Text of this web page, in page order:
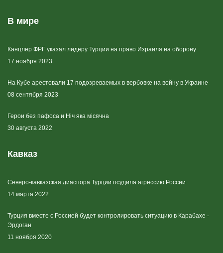
В мире
Канцлер ФРГ указал лидеру Турции на право Израиля на оборону
17 ноября 2023
На Кубе арестовали 17 подозреваемых в вербовке на войну в Украине
08 сентября 2023
Герои без пафоса и Ніч яка місячна
30 августа 2022
Кавказ
Северо-кавказская диаспора Турции осудила агрессию России
14 марта 2022
Турция вместе с Россией будет контролировать ситуацию в Карабахе -
Эрдоган
11 ноября 2020